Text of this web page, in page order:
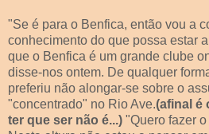
"Se é para o Benfica, então vou a
conhecimento do que possa estar
que o Benfica é um grande clube
disse-nos ontem. De qualquer
preferiu não alongar-se sobre o
"concentrado" no Rio Ave.(afinal é
ter que ser não é...) "Quero fazer